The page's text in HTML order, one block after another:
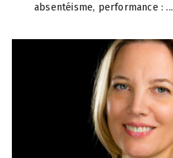
absentéisme, performance : ...